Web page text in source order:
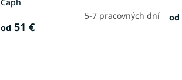
5-7 pracovných dní
od 51 €
od